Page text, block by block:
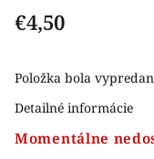
€4,50
Momentálne
Položka bola
Detailné informácie